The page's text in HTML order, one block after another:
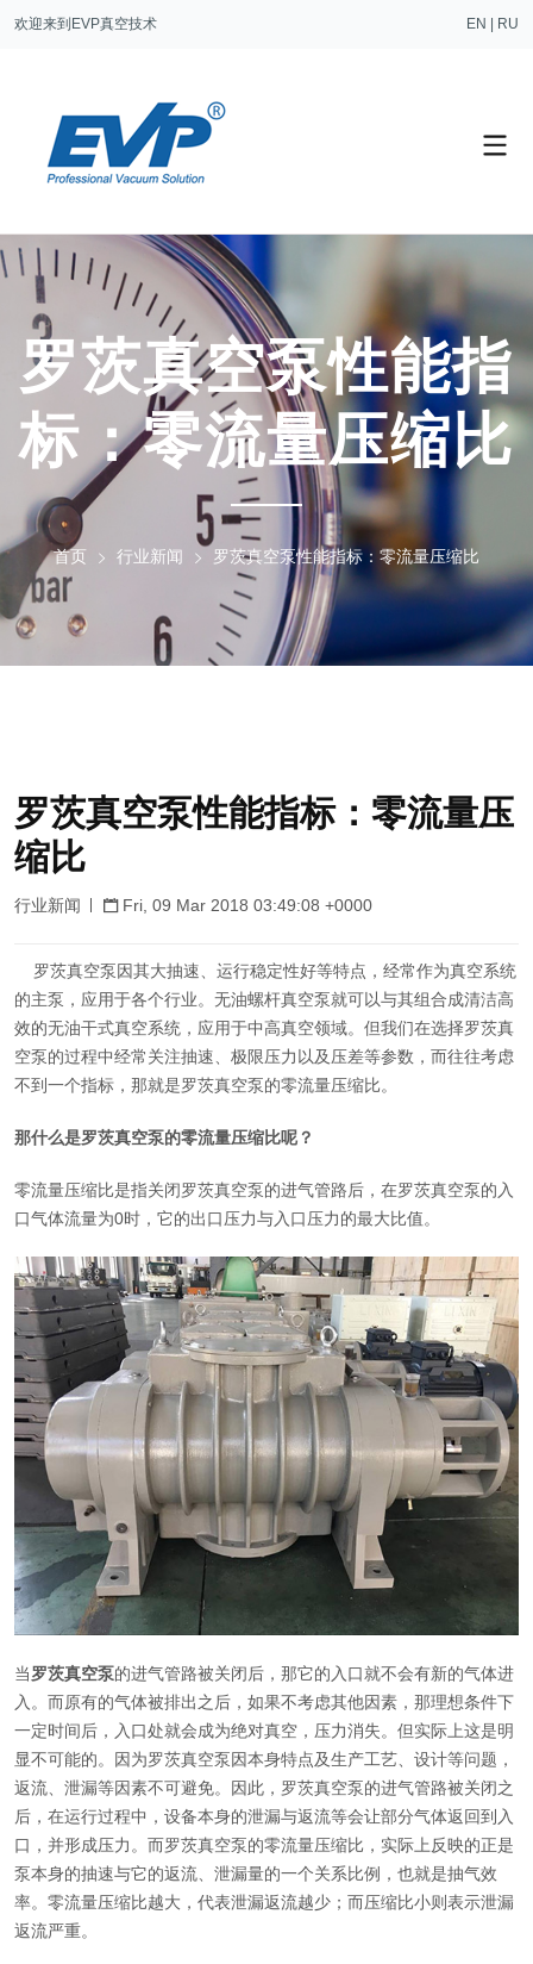
欢迎来到EVP真空技术 EN RU
罗茨真空泵性能指
标：零流量压缩比
首页 行业新闻 罗茨真空泵性能指标：零流量压缩比
罗茨真空泵性能指标：零流量压
缩比
行业新闻 Fri, 09 Mar 2018 03:49:08 +0000
罗茨真空泵因其大抽速、运行稳定性好等特点，经常作为真空系统
的主泵，应用于各个行业。无油螺杆真空泵就可以与其组合成清洁高
效的无油干式真空系统，应用于中高真空领域。但我们在选择罗茨真
空泵的过程中经常关注抽速、极限压力以及压差等参数，而往往考虑
不到一个指标，那就是罗茨真空泵的零流量压缩比。
那什么是罗茨真空泵的零流量压缩比呢？
零流量压缩比是指关闭罗茨真空泵的进气管路后，在罗茨真空泵的入
口气体流量为0时，它的出口压力与入口压力的最大比值。
当罗茨真空泵的进气管路被关闭后，那它的入口就不会有新的气体进
入。而原有的气体被排出之后，如果不考虑其他因素，那理想条件下
一定时间后，入口处就会成为绝对真空，压力消失。但实际上这是明
显不可能的。因为罗茨真空泵因本身特点及生产工艺、设计等问题，
返流、泄漏等因素不可避免。因此，罗茨真空泵的进气管路被关闭之
后，在运行过程中，设备本身的泄漏与返流等会让部分气体返回到入
口，并形成压力。而罗茨真空泵的零流量压缩比，实际上反映的正是
泵本身的抽速与它的返流、泄漏量的一个关系比例，也就是抽气效
率。零流量压缩比越大，代表泄漏返流越少；而压缩比小则表示泄漏
返流严重。